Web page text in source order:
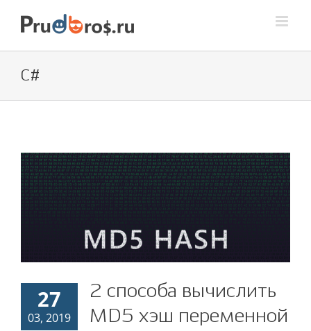
C#
2 способа вычислить
MD5 хэш переменной
27
03, 2019
2 способа вычислить
MD5 хэш переменной